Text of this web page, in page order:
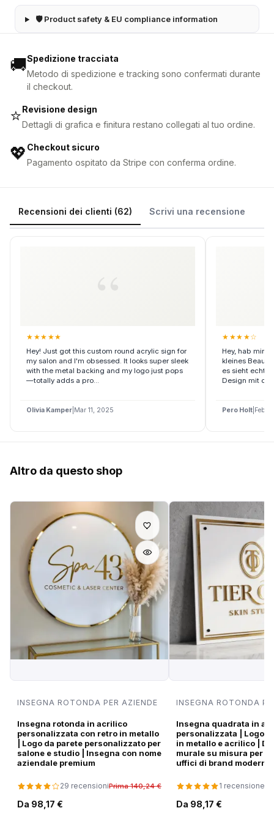
🛡 Product safety & EU compliance information
🚚Spedizione tracciata
Metodo di spedizione e tracking sono confermati durante
il checkout.
⭐Revisione design
Dettagli di grafica e finitura restano collegati al tuo ordine.
💖 Checkout sicuro
Pagamento ospitato da Stripe con conferma ordine.
Recensioni dei clienti (62) Scrivi una recensione
★ ★★ ★★
Hey! Just got this custom round acrylic sign for
my salon and I'm obsessed. It looks super sleek
with the metal backing and my logo just pops
—totally adds a pro...
Olivia Kamper Mar 11, 2025
★ ★★ ★☆
Hey, hab mir
kleines
es sieht echt
Design mit
Pero Holt Feb
Altro da questo shop
INSEGNA ROTONDA PER AZIENDE
Insegna rotonda in acrilico
personalizzata con retro in metallo
| Logo da parete personalizzato per
salone e studio | Insegna con nome
aziendale premium
29 recensioniPrima 140,24 €
Da 98,17 €
INSEGNA ROTONDA
Insegna quadrata in
personalizzata | Logo
in metallo e acrilico |
murale su misura per
uffici di brand moderni
1 recensione
Da 98,17 €